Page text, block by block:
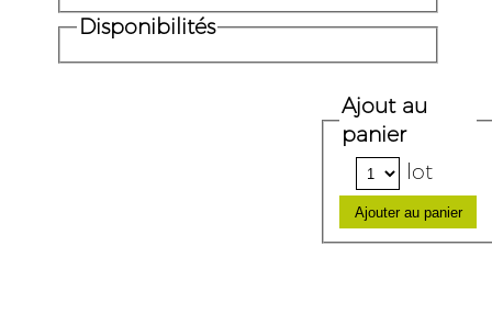
Disponibilités
Ajout au
panier
lot